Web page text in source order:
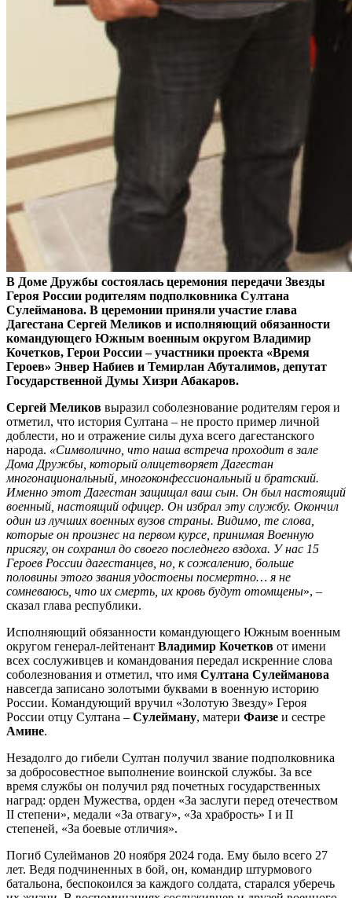
В Доме Дружбы состоялась церемония передачи Звезды
Героя России родителям подполковника Султана
Сулейманова. В церемонии приняли участие глава
Дагестана Сергей Меликов и исполняющий обязанности
командующего Южным военным округом Владимир
Кочетков, Герои России – участники проекта «Время
Героев» Энвер Набиев и Темирлан Абуталимов, депутат
Государственной Думы Хизри Абакаров.
Сергей Меликов выразил соболезнование родителям героя и
отметил, что история Султана – не просто пример личной
доблести, но и отражение силы духа всего дагестанского
народа. «Символично, что наша встреча проходит в зале
Дома Дружбы, который олицетворяет Дагестан
многонациональный, многоконфессиональный и братский.
Именно этот Дагестан защищал ваш сын. Он был настоящий
военный, настоящий офицер. Он избрал эту службу. Окончил
один из лучших военных вузов страны. Видимо, те слова,
которые он произнес на первом курсе, принимая Военную
присягу, он сохранил до своего последнего вздоха. У нас 15
Героев России дагестанцев, но, к сожалению, больше
половины этого звания удостоены посмертно… я не
сомневаюсь, что их смерть, их кровь будут отомщены», –
сказал глава республики.
Исполняющий обязанности командующего Южным военным
округом генерал-лейтенант Владимир Кочетков от имени
всех сослуживцев и командования передал искренние слова
соболезнования и отметил, что имя Султана Сулейманова
навсегда записано золотыми буквами в военную историю
России. Командующий вручил «Золотую Звезду» Героя
России отцу Султана – Сулейману, матери Фаизе и сестре
Амине.
Незадолго до гибели Султан получил звание подполковника
за добросовестное выполнение воинской службы. За все
время службы он получил ряд почетных государственных
наград: орден Мужества, орден «За заслуги перед отечеством
II степени», медали «За отвагу», «За храбрость» I и II
степеней, «За боевые отличия».
Погиб Сулейманов 20 ноября 2024 года. Ему было всего 27
лет. Ведя подчиненных в бой, он, командир штурмового
батальона, беспокоился за каждого солдата, старался уберечь